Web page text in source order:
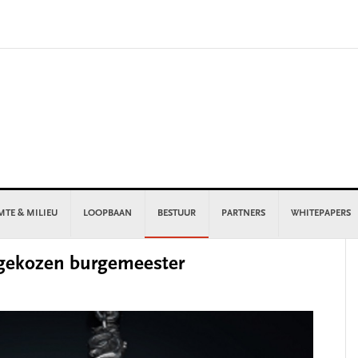
& MILIEU LOOPBAAN BESTUUR PARTNERS WHITEPAPERS
burgemeester